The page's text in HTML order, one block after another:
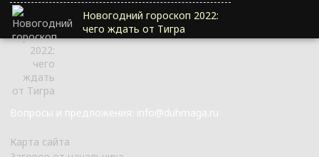
Новогодний гороскоп 2022:
чего ждать от Тигра
Вопросы и предложения: info@duhmaga.ru
Карта сайта